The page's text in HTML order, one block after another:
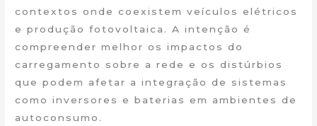
contextos onde coexistem veículos elétricos
e produção fotovoltaica. A intenção é
compreender melhor os impactos do
carregamento sobre a rede e os distúrbios
que podem afetar a integração de sistemas
como inversores e baterias em ambientes de
autoconsumo.